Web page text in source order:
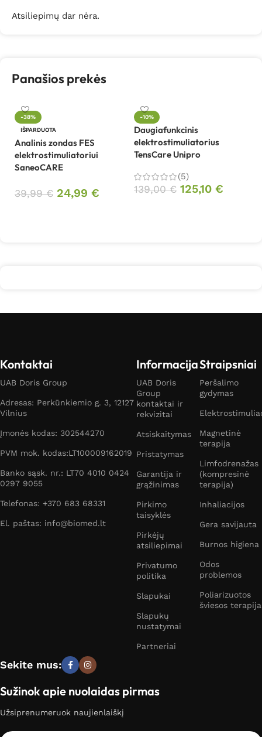
Atsiliepimų dar nėra.
Panašios prekės
-38%
IŠPARDUOTA
Analinis zondas FES
elektrostimuliatoriui
SaneoCARE
39,99€ 24,99 €
-10%
Daugiafunkcinis
elektrostimuliatorius
TensCare Unipro
(5)
139,00€ 125,10 €
Kontaktai
UAB Doris Group
Adresas: Perkūnkiemio g. 3, 12127
Vilnius
Įmonės kodas: 302544270
PVM mok. kodas:LT100009162019
Banko sąsk. nr.: LT70 4010 0424
0297 9055
Telefonas: +370 683 68331
El. paštas: info@biomed.lt
Informacija
UAB Doris
Group
kontaktai ir
rekvizitai
Atsiskaitymas
Pristatymas
Garantija ir
grąžinimas
Pirkimo
taisyklės
Pirkėjų
atsiliepimai
Privatumo
politika
Slapukai
Slapukų
nustatymai
Partneriai
Straipsniai
Peršalimo
gydymas
Magnetinė
terapija
Limfodrenažas
(kompresinė
terapija)
Inhaliacijos
Gera savijauta
Burnos higiena
Odos
problemos
Poliarizuotos
šviesos terapija
Sekite mus:
Sužinok apie nuolaidas pirmas
Užsiprenumeruok naujienlaiškį